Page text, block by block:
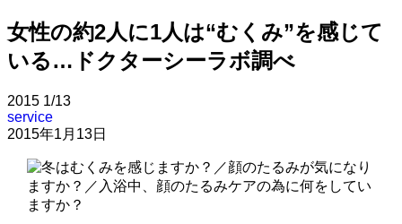
女性の約2人に1人は“むくみ”を感じて
いる…ドクターシーラボ調べ
2015 1/13
service
2015年1月13日